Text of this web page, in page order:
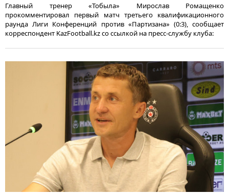
Главный тренер «Тобыла» Мирослав Ромащенко
прокомментировал первый матч третьего квалификационного
раунда Лиги Конференций против «Партизана» (0:3), сообщает
корреспондент KazFootball.kz со ссылкой на пресс-службу клуба: